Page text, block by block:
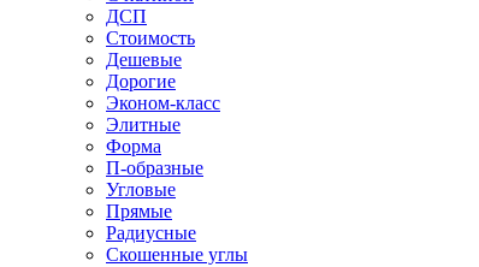
ДСП
Стоимость
Дешевые
Дорогие
Эконом-класс
Элитные
Форма
П-образные
Угловые
Прямые
Радиусные
Скошенные углы